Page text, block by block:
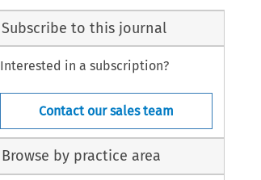
Subscribe to this journal
Interested in a subscription?
Contact our sales team
Browse by practice area